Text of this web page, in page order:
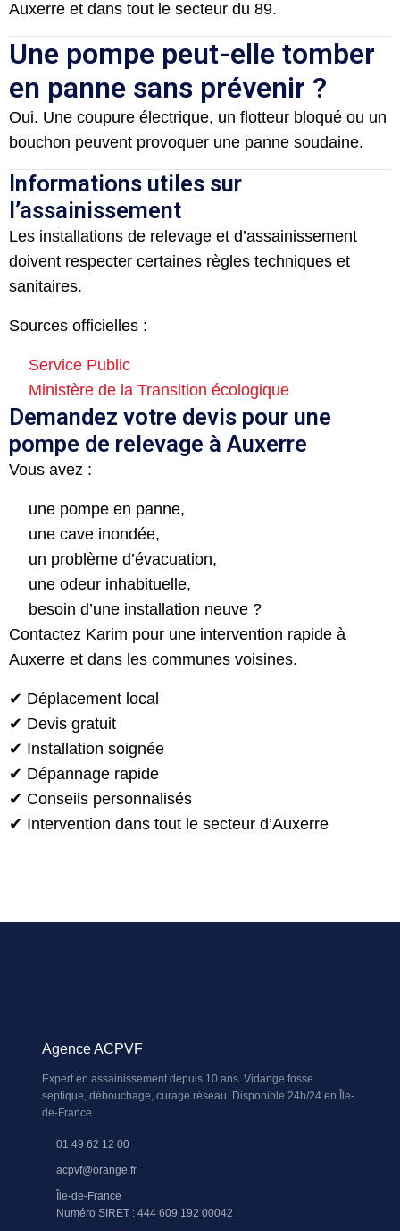
Auxerre et dans tout le secteur du 89.
Une pompe peut-elle tomber
en panne sans prévenir ?
Oui. Une coupure électrique, un flotteur bloqué ou un
bouchon peuvent provoquer une panne soudaine.
Informations utiles sur
l’assainissement
Les installations de relevage et d’assainissement
doivent respecter certaines règles techniques et
sanitaires.
Sources officielles :
Service Public
Ministère de la Transition écologique
Demandez votre devis pour une
pompe de relevage à Auxerre
Vous avez :
une pompe en panne,
une cave inondée,
un problème d’évacuation,
une odeur inhabituelle,
besoin d’une installation neuve ?
Contactez Karim pour une intervention rapide à
Auxerre et dans les communes voisines.
✔ Déplacement local
✔ Devis gratuit
✔ Installation soignée
✔ Dépannage rapide
✔ Conseils personnalisés
✔ Intervention dans tout le secteur d’Auxerre
Agence ACPVF
Expert en assainissement depuis 10 ans. Vidange fosse
septique, débouchage, curage réseau. Disponible 24h/24 en Île-
de-France.
01 49 62 12 00
acpvf@orange.fr
Île-de-France
Numéro SIRET : 444 609 192 00042